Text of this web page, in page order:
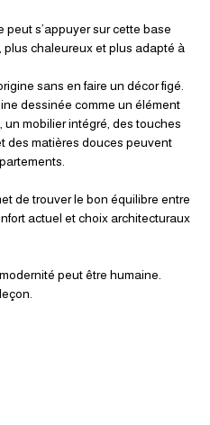
peut s’appuyer sur cette base
chaleureux et plus adapté à
sans en faire un décor figé.
dessinée comme un élément
un mobilier intégré, des touches
des matières douces peuvent
de trouver le bon équilibre entre
actuel et choix architecturaux
peut être humaine.